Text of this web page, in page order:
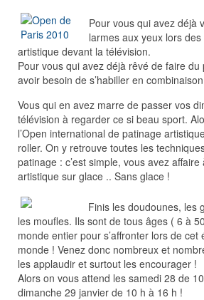
Pour vous qui avez déjà
larmes aux yeux lors
artistique devant la télévision.
Pour vous qui avez déjà rêvé de faire
avoir besoin de s’habiller en
Vous qui en avez marre de passer vos
télévision à regarder ce si beau sport.
l’Open international de patinage
roller. On y retrouve toutes les
patinage : c’est simple, vous avez
artistique sur glace .. Sans glace !
Finis les doudounes, les
les moufles. Ils sont de tous âges ( 6 à
monde entier pour s’affronter lors de
monde ! Venez donc nombreux et
les applaudir et surtout les encourager !
Alors on vous attend les samedi 28 de
dimanche 29 janvier de 10 h à 16 h !